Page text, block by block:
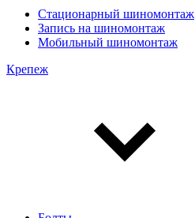
Стационарный шиномонтаж
Запись на шиномонтаж
Мобильный шиномонтаж
Крепеж